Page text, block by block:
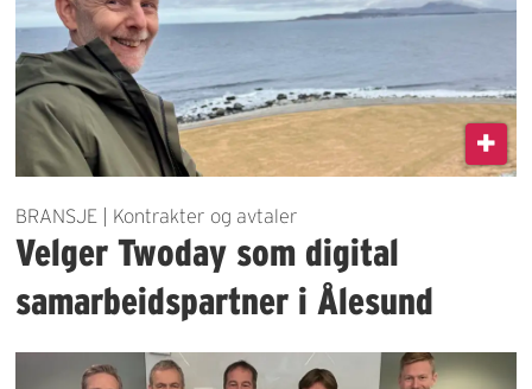
BRANSJE | Kontrakter og avtaler
Velger Twoday som digital
samarbeidspartner i Ålesund